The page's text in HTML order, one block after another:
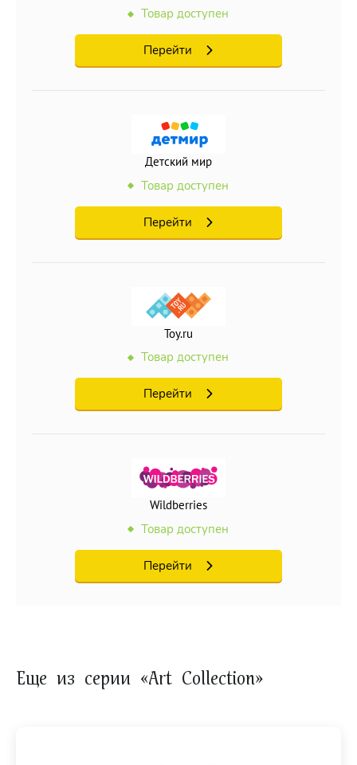
Товар доступен
Перейти
Детский мир
Товар доступен
Перейти
Toy.ru
Товар доступен
Перейти
Wildberries
Товар доступен
Перейти
Еще из серии «Art Collection»